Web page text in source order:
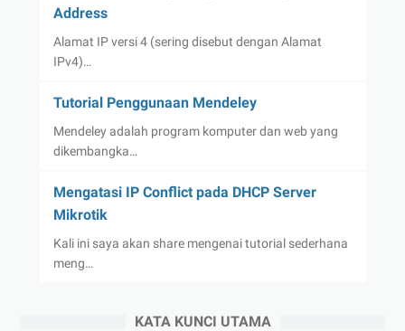
Address
Alamat IP versi 4 (sering disebut dengan Alamat
IPv4)…
Tutorial Penggunaan Mendeley
Mendeley adalah program komputer dan web yang
dikembangka…
Mengatasi IP Conflict pada DHCP Server
Mikrotik
Kali ini saya akan share mengenai tutorial sederhana
meng…
KATA KUNCI UTAMA